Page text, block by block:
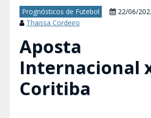
Prognósticos de Futebol
22/06/
Thaissa Cordeiro
Aposta
Internacional
Coritiba